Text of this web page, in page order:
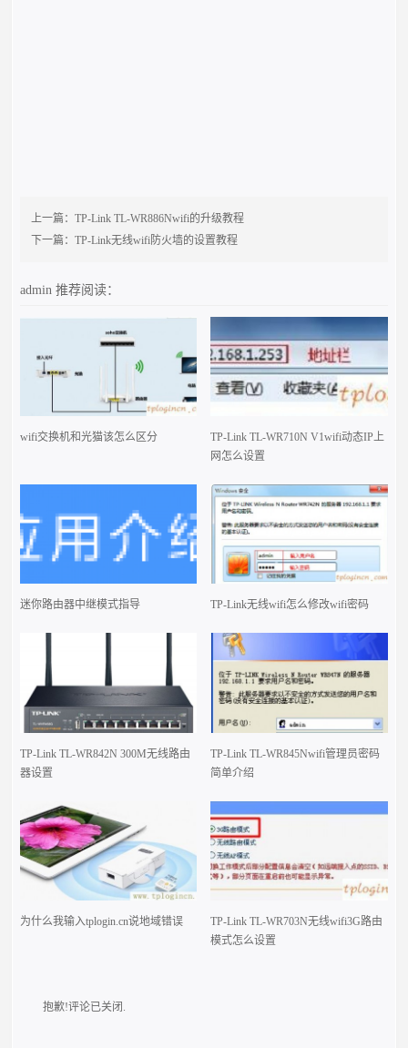
上一篇：TP-Link TL-WR886Nwifi的升级教程
下一篇：TP-Link无线wifi防火墙的设置教程
admin推荐阅读：
wifi交换机和光猫该怎么区分
TP-Link TL-WR710N V1wifi动态IP上
网怎么设置
迷你路由器中继模式指导 TP-Link无线wifi怎么修改wifi密码
TP-Link TL-WR842N 300M无线路由
器设置
TP-Link TL-WR845Nwifi管理员密码
简单介绍
为什么我输入tplogin.cn说地域错误
TP-Link TL-WR703N无线wifi3G路由
模式怎么设置
抱歉!评论已关闭.